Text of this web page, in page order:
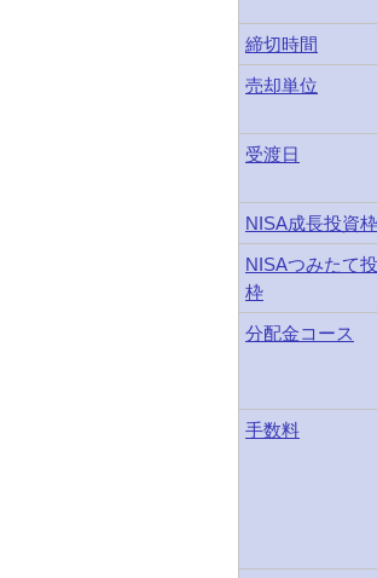
締切時間
売却単位
受渡日
NISA成長投資枠
NISAつみたて
枠
分配金コース
手数料